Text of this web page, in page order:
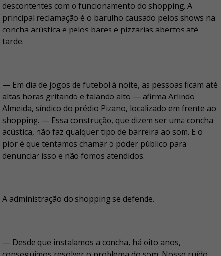
descontentes com o funcionamento do shopping. A
principal reclamação é o barulho causado pelos shows na
concha acústica e pelos bares e pizzarias abertos até
tarde.
— Em dia de jogos de futebol à noite, as pessoas ficam até
altas horas gritando e falando alto — afirma Arlindo
Almeida, síndico do prédio Pizano, localizado em frente ao
shopping. — Essa construção, que dizem ser uma concha
acústica, não faz qualquer tipo de barreira ao som. E o
pior é que tentamos chamar o poder público para
denunciar isso e não fomos atendidos.
A administração do shopping se defende.
— Desde que instalamos a concha, há oito anos,